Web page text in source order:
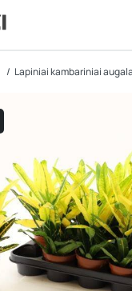
Lapiniai kambariniai